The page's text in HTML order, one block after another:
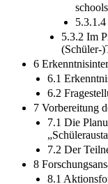
5.3.1.3
5.3.2 Im
(Schüler-
6
6.1
6.2
7 Vorbereitung
7.1 Die
7.2 Der
8